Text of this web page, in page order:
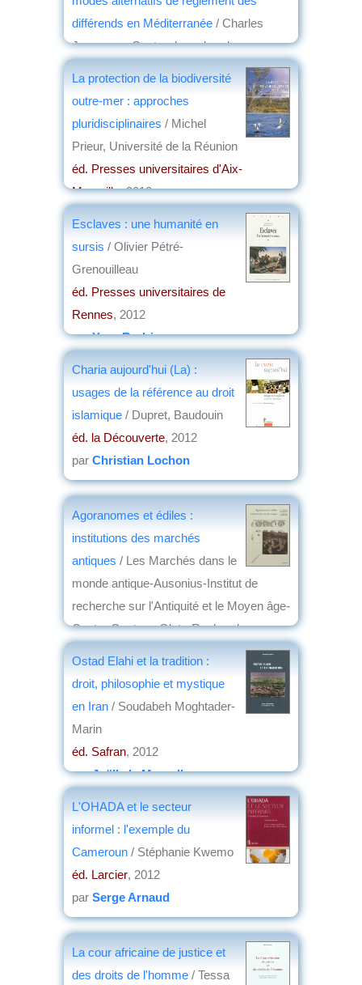
différends en Méditerranée / Charles
Jarrosson, Centre de recherches
juridiques de l'Université de Franche-
La protection de la biodiversité
outre-mer : approches
pluridisciplinaires / Michel
Prieur, Université de la Réunion
éd. Presses universitaires d'Aix-
Marseille, 2012
Esclaves : une humanité en
sursis / Olivier Pétré-
Grenouilleau
éd. Presses universitaires de
Rennes, 2012
parYves Rodrigue
Charia aujourd'hui (La) :
usages de la référence au droit
islamique / Dupret, Baudouin
éd. la Découverte, 2012
par Christian Lochon
Agoranomes et édiles :
institutions des marchés
antiques / Les Marchés dans le
monde antique-Ausonius-Institut de
recherche sur l'Antiquité et le Moyen âge-
Centre Gustave Glotz-Recherches sur
les mondes hellénistique et romain
Ostad Elahi et la tradition :
droit, philosophie et mystique
en Iran / Soudabeh Moghtader-
Marin
éd. Safran, 2012
parJoëlle le Morzellec
L'OHADA et le secteur
informel : l'exemple du
Cameroun / Stéphanie Kwemo
éd. Larcier, 2012
par Serge Arnaud
La cour africaine de justice et
des droits de l'homme / Tessa